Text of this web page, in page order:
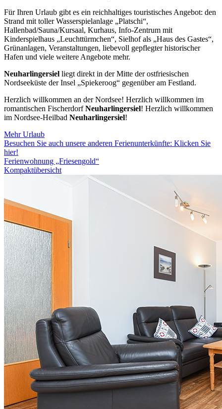
Für Ihren Urlaub gibt es ein reichhaltiges touristisches Angebot: den
Strand mit toller Wasserspielanlage „Platschi“,
Hallenbad/Sauna/Kursaal, Kurhaus, Info-Zentrum mit
Kinderspielhaus „Leuchttürmchen“, Sielhof als „Haus des Gastes“,
Grünanlagen, Veranstaltungen, liebevoll gepflegter historischer
Hafen und viele weitere Angebote mehr.
Neuharlingersiel liegt direkt in der Mitte der ostfriesischen
Nordseeküste der Insel „Spiekeroog“ gegenüber am Festland.
Herzlich willkommen an der Nordsee! Herzlich willkommen im
romantischen FischerdorfNeuharlingersiel! Herzlich willkommen
im Nordsee-Heilbad Neuharlingersiel!
Mehr Urlaub
Besuchen Sie auch unsere anderen Ferienunterkünfte: Klicken Sie
hier!
Ferienwohnung „Friesengold“
Kompaktübersicht